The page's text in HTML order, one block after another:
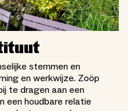
stemmen en
en werkwijze. Zoöp
te dragen aan een
een houdbare relatie